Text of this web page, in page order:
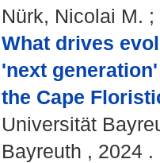
Nürk, Nicolai M. ;
What drives
'next
the Cape
Universität
Bayreuth , 2024 .